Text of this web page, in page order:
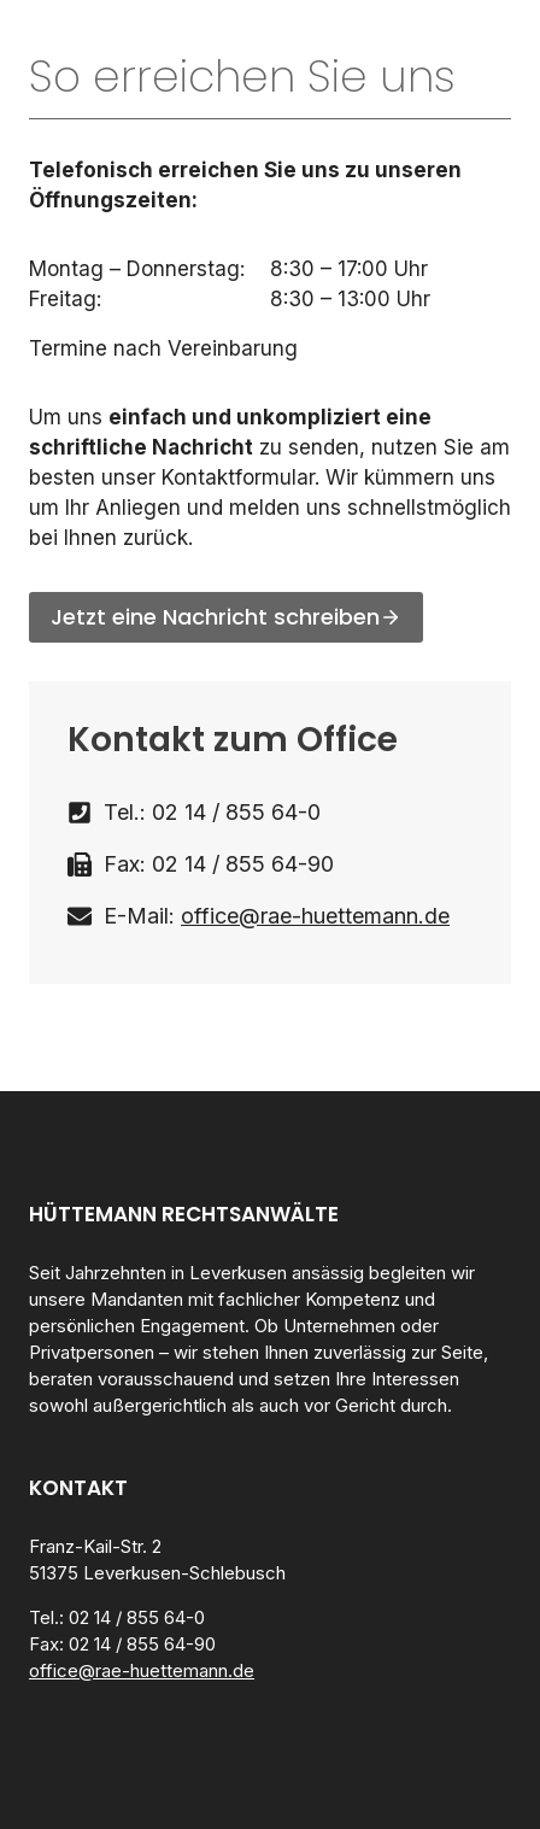
So erreichen Sie uns
Telefonisch erreichen Sie uns zu unseren
Öffnungszeiten:
Montag – Donnerstag:
Freitag:
8:30 – 17:00 Uhr
8:30 – 13:00 Uhr
Termine nach Vereinbarung
Um uns einfach und unkompliziert eine
schriftliche Nachricht zu senden, nutzen Sie am
besten unser Kontaktformular. Wir kümmern uns
um Ihr Anliegen und melden uns schnellstmöglich
bei Ihnen zurück.
Jetzt eine Nachricht schreiben
Kontakt zum Office
Tel.: 02 14 / 855 64-0
Fax: 02 14 / 855 64-90
E-Mail: office@rae-huettemann.de
HÜTTEMANN RECHTSANWÄLTE
Seit Jahrzehnten in Leverkusen ansässig begleiten wir
unsere Mandanten mit fachlicher Kompetenz und
persönlichen Engagement. Ob Unternehmen oder
Privatpersonen – wir stehen Ihnen zuverlässig zur Seite,
beraten vorausschauend und setzen Ihre Interessen
sowohl außergerichtlich als auch vor Gericht durch.
KONTAKT
Franz-Kail-Str. 2
51375 Leverkusen-Schlebusch
Tel.: 02 14 / 855 64-0
Fax: 02 14 / 855 64-90
office@rae-huettemann.de